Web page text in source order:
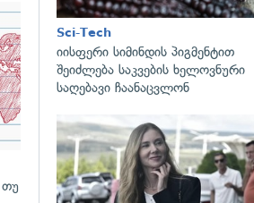
Sci-Tech
იისფერი სიმინდის პიგმენტით
შეიძლება საკვების ხელოვნური
საღებავი ჩაანაცვლონ